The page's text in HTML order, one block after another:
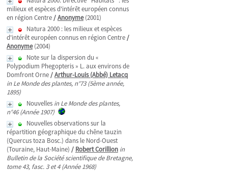
milieux et espèces d'intérêt européen connus
en région Centre/Anonyme(2001)
Natura 2000 : les milieux et espèces
d'intérêt européen connus en région Centre/
Anonyme(2004)
Note sur la dispersion du «
Polypodium Phegopteris » L. aux environs de
Domfront Orne/Arthur-Louis (Abbé) Letacq
in Le Monde des plantes, n°73 (5ème année,
1895)
Nouvelles in Le Monde des plantes,
n°46 (Année 1907)
Nouvelles observations sur la
répartition géographique du chêne tauzin
(Quercus toza Bosc.) dans le Nord-Ouest
(Touraine, Haut-Maine) / Robert Corillion in
Bulletin de la Société scientifique de Bretagne,
tome 43, fasc. 3 et 4 (Année 1968)